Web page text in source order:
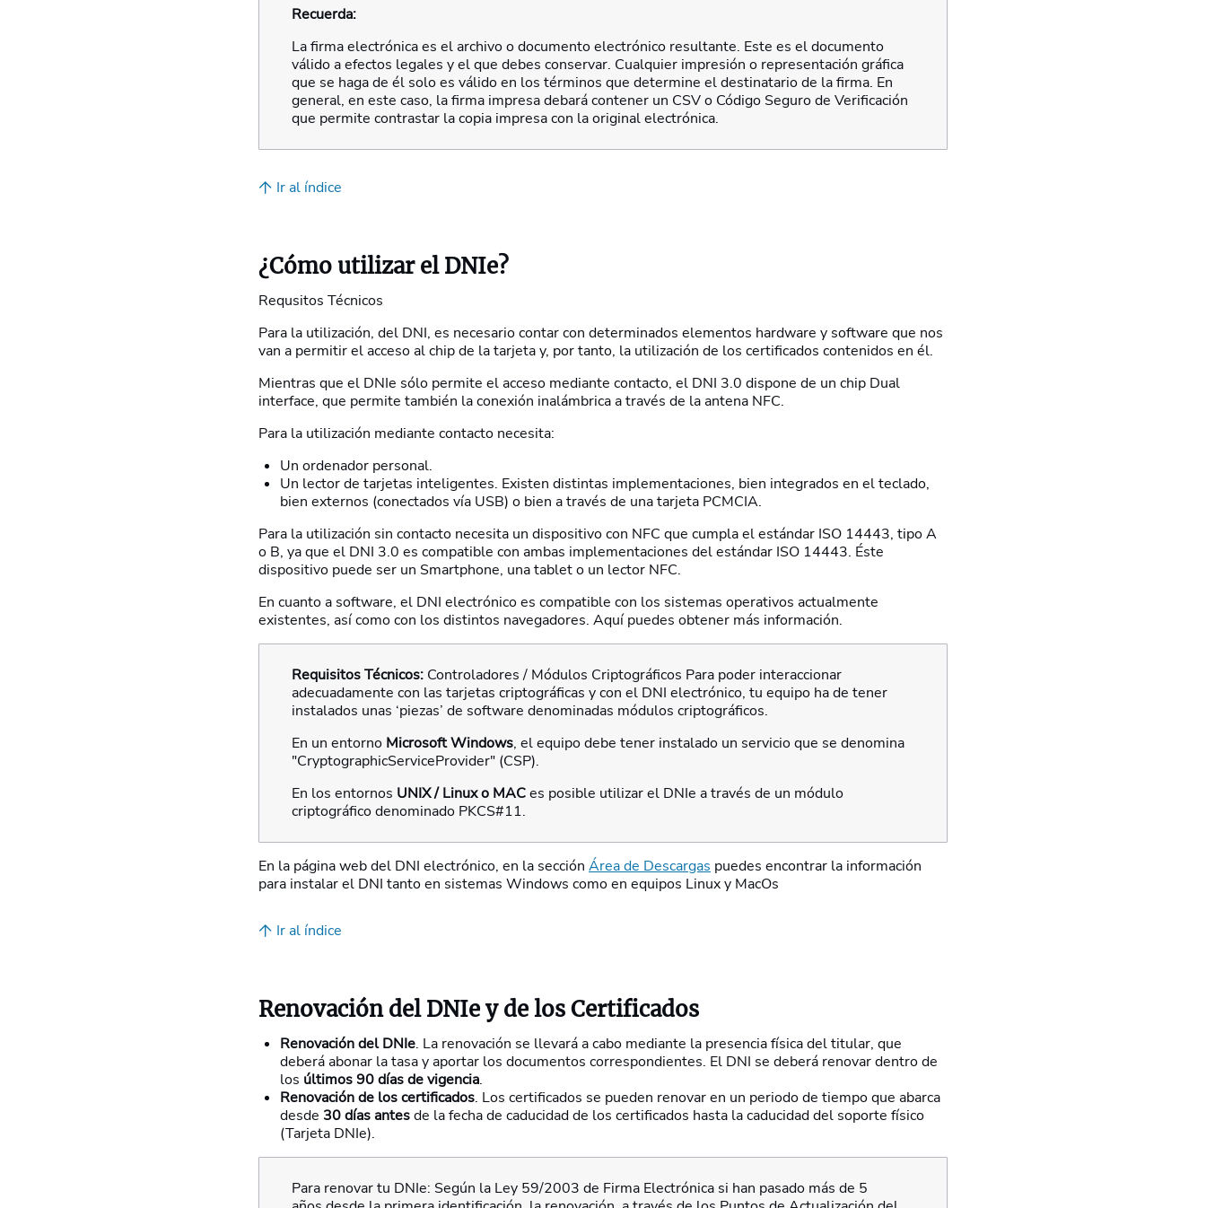
Recuerda:
La firma electrónica es el archivo o documento electrónico resultante. Este es el documento
válido a efectos legales y el que debes conservar. Cualquier impresión o representación gráfica
que se haga de él solo es válido en los términos que determine el destinatario de la firma. En
general, en este caso, la firma impresa debará contener un CSV o Código Seguro de Verificación
que permite contrastar la copia impresa con la original electrónica.
Ir al índice
¿Cómo utilizar el DNIe?
Requsitos Técnicos
Para la utilización, del DNI, es necesario contar con determinados elementos hardware y software que nos
van a permitir el acceso al chip de la tarjeta y, por tanto, la utilización de los certificados contenidos en él.
Mientras que el DNIe sólo permite el acceso mediante contacto, el DNI 3.0 dispone de un chip Dual
interface, que permite también la conexión inalámbrica a través de la antena NFC.
Para la utilización mediante contacto necesita:
Un ordenador personal.
Un lector de tarjetas inteligentes. Existen distintas implementaciones, bien integrados en el teclado,
bien externos (conectados vía USB) o bien a través de una tarjeta PCMCIA.
Para la utilización sin contacto necesita un dispositivo con NFC que cumpla el estándar ISO 14443, tipo A
o B, ya que el DNI 3.0 es compatible con ambas implementaciones del estándar ISO 14443. Éste
dispositivo puede ser un Smartphone, una tablet o un lector NFC.
En cuanto a software, el DNI electrónico es compatible con los sistemas operativos actualmente
existentes, así como con los distintos navegadores. Aquí puedes obtener más información.
Requisitos Técnicos: Controladores / Módulos Criptográficos Para poder interaccionar
adecuadamente con las tarjetas criptográficas y con el DNI electrónico, tu equipo ha de tener
instalados unas ‘piezas’ de software denominadas módulos criptográficos.
En un entorno Microsoft Windows, el equipo debe tener instalado un servicio que se denomina
"CryptographicServiceProvider" (CSP).
En los entornos UNIX / Linux o MACes posible utilizar el DNIe a través de un módulo
criptográfico denominado PKCS#11.
En la página web del DNI electrónico, en la sección Área de Descargas puedes encontrar la información
para instalar el DNI tanto en sistemas Windows como en equipos Linux y MacOs
Ir al índice
Renovación del DNIe y de los Certificados
Renovación del DNIe. La renovación se llevará a cabo mediante la presencia física del titular, que
deberá abonar la tasa y aportar los documentos correspondientes. El DNI se deberá renovar dentro de
los últimos 90 días de vigencia.
Renovación de los certificados. Los certificados se pueden renovar en un periodo de tiempo que abarca
desde 30 días antesde la fecha de caducidad de los certificados hasta la caducidad del soporte físico
(Tarjeta DNIe).
Para renovar tu DNIe: Según la Ley 59/2003 de Firma Electrónica si han pasado más de 5